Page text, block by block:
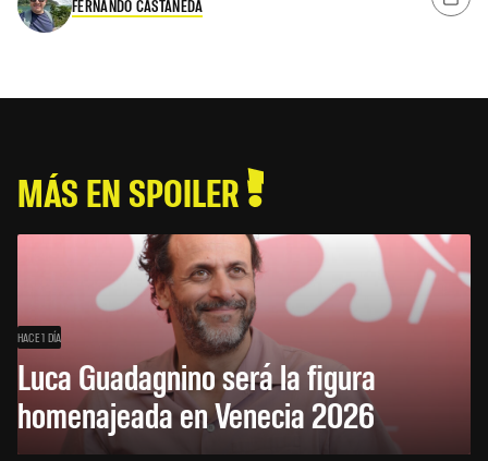
FERNANDO CASTAÑEDA
MÁS EN SPOILER
HACE 1 DÍA
Luca Guadagnino será la figura
homenajeada en Venecia 2026